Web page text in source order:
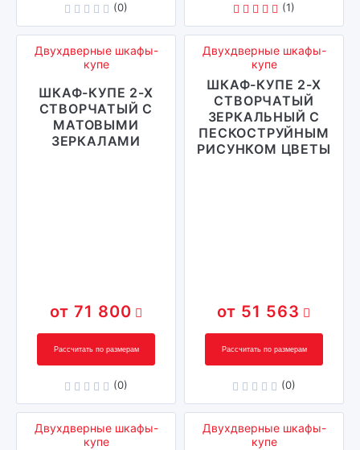
(0) (1)
Двухдверные шкафы-
купе
ШКАФ-КУПЕ 2-Х
СТВОРЧАТЫЙ С
МАТОВЫМИ
ЗЕРКАЛАМИ
71 800
Рассчитать по размерам
(0)
Двухдверные шкафы-
купе
ШКАФ-КУПЕ 2-Х
СТВОРЧАТЫЙ
ЗЕРКАЛЬНЫЙ С
ПЕСКОСТРУЙНЫМ
РИСУНКОМ ЦВЕТЫ
51 563
Рассчитать по размерам
(0)
Двухдверные шкафы-
купе
Двухдверные шкафы-
купе